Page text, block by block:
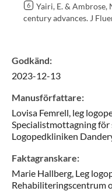
Yairi, E. &
century advances. J
Godkänd:
2023-12-13
Manusförfattare:
Lovisa Femrell, leg
Specialistmottagning för
Logopedkliniken
Faktagranskare:
Marie Hallberg, Leg
Rehabiliteringscentrum